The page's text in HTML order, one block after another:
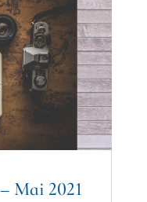
Mai 2021